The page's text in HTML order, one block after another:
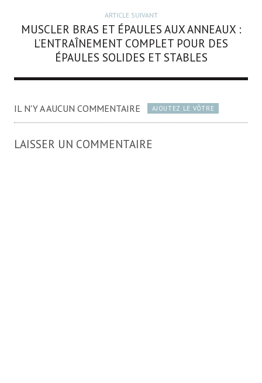
ARTICLE SUIVANT
MUSCLER BRAS ET ÉPAULES AUX ANNEAUX :
L’ENTRAÎNEMENT COMPLET POUR DES
ÉPAULES SOLIDES ET STABLES
IL N'Y A AUCUN COMMENTAIRE AJOUTEZ LE VÔTRE
LAISSER UN COMMENTAIRE